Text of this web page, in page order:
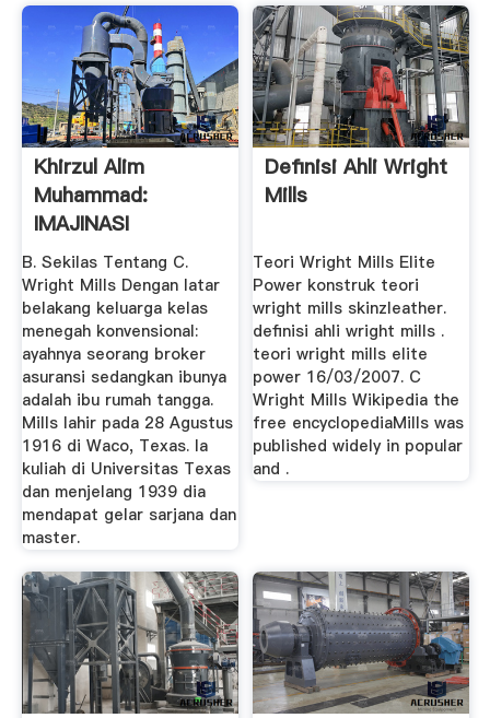
Khirzul Alim
Muhammad:
IMAJINASI
SOSIOLOGIS; C.
WRIGHT MILLS
B. Sekilas Tentang C.
Wright Mills Dengan latar
belakang keluarga kelas
menegah konvensional:
ayahnya seorang broker
asuransi sedangkan ibunya
adalah ibu rumah tangga.
Mills lahir pada 28 Agustus
1916 di Waco, Texas. Ia
kuliah di Universitas Texas
dan menjelang 1939 dia
mendapat gelar sarjana dan
master.
Definisi Ahli Wright
Mills
Teori Wright Mills Elite
Power konstruk teori
wright mills skinzleather.
definisi ahli wright mills .
teori wright mills elite
power 16/03/2007. C
Wright Mills Wikipedia the
free encyclopediaMills was
published widely in popular
and .